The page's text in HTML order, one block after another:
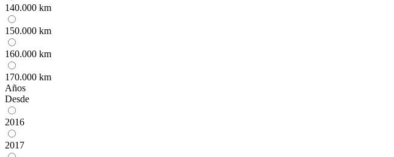
140.000 km
150.000 km
160.000 km
170.000 km
Años
Desde
2016
2017